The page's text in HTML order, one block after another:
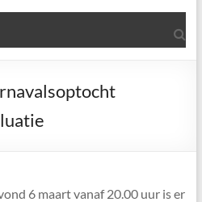
6 maart vanaf 20.00 uur is er